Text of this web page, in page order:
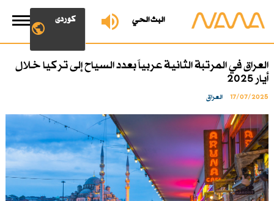
البث الحي کوردی
العراق في المرتبة الثانية عربياً بعدد السياح إلى تركيا خلال
أيار 2025
17/07/2025 العراق